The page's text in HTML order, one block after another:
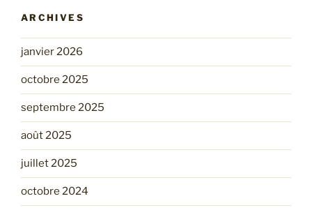
ARCHIVES
janvier 2026
octobre 2025
septembre 2025
août 2025
juillet 2025
octobre 2024